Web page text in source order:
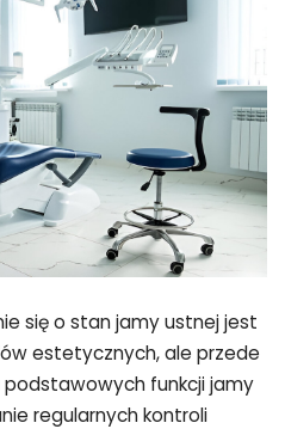
się o stan jamy ustnej jest
estetycznych, ale przede
funkcji jamy
regularnych kontroli